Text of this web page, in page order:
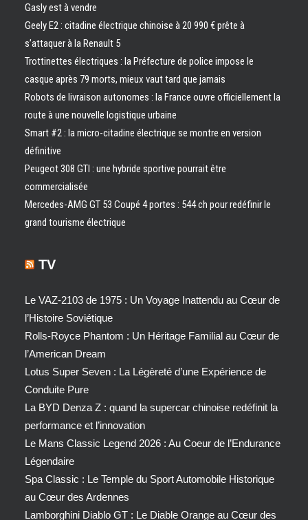
Gasly est à vendre
Geely E2 : citadine électrique chinoise à 20 990 € prête à
s’attaquer à la Renault 5
Trottinettes électriques : la Préfecture de police impose le
casque après 79 morts, mieux vaut tard que jamais
Robots de livraison autonomes : la France ouvre officiellement la
route à une nouvelle logistique urbaine
Smart #2 : la micro-citadine électrique se montre en version
définitive
Peugeot 308 GTI : une hybride sportive pourrait être
commercialisée
Mercedes-AMG GT 53 Coupé 4 portes : 544 ch pour redéfinir le
grand tourisme électrique
TV
Le VAZ-2103 de 1975 : Un Voyage Inattendu au Cœur de
l’Histoire Soviétique
Rolls-Royce Phantom : Un Héritage Familial au Cœur de
l’American Dream
Lotus Super Seven : La Légèreté d’une Expérience de
Conduite Pure
La BYD Denza Z : quand la supercar chinoise redéfinit la
performance et l’innovation
Le Mans Classic Legend 2026 : Au Coeur de l’Endurance
Légendaire
Spa Classic : Le Temple du Sport Automobile Historique
au Cœur des Ardennes
Lamborghini Diablo GT : Le Diable Orange au Cœur des